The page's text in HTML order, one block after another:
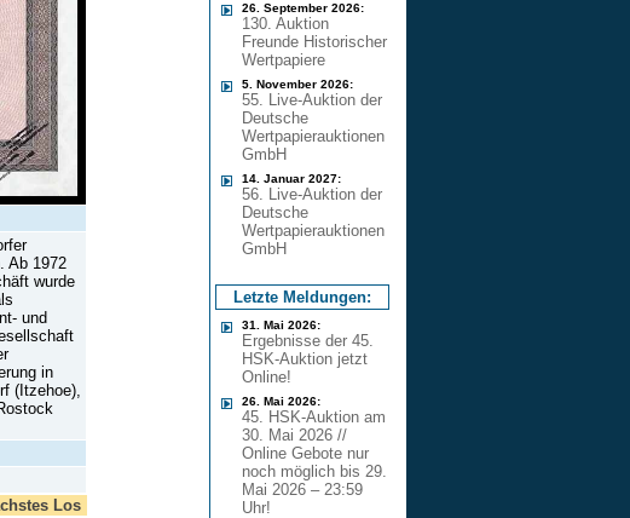
Ab 1972
wurde
und
in
(Itzehoe),
Los
26. September 2026:
130. Auktion
Freunde Historischer
Wertpapiere
5. November 2026:
55. Live-Auktion der
Deutsche
Wertpapierauktionen
GmbH
14. Januar 2027:
56. Live-Auktion der
Deutsche
Wertpapierauktionen
GmbH
Letzte Meldungen:
31. Mai 2026:
Ergebnisse der 45.
HSK-Auktion jetzt
Online!
26. Mai 2026:
45. HSK-Auktion am
30. Mai 2026 //
Online Gebote nur
noch möglich bis 29.
Mai 2026 – 23:59
Uhr!